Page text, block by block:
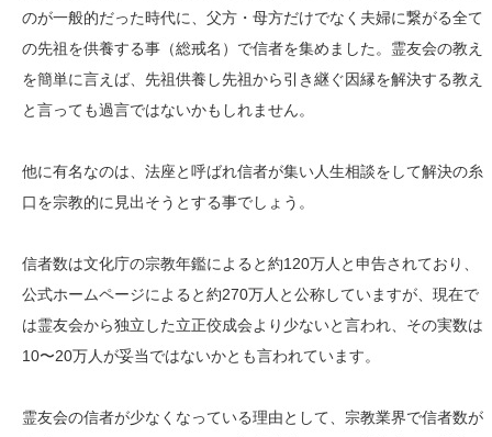
のが一般的だった時代に、父方・母方だけでなく夫婦に繋がる全て
の先祖を供養する事（総戒名）で信者を集めました。霊友会の教え
を簡単に言えば、先祖供養し先祖から引き継ぐ因縁を解決する教え
と言っても過言ではないかもしれません。
他に有名なのは、法座と呼ばれ信者が集い人生相談をして解決の糸
口を宗教的に見出そうとする事でしょう。
信者数は文化庁の宗教年鑑によると約120万人と申告されており、
公式ホームページによると約270万人と公称していますが、現在で
は霊友会から独立した立正佼成会より少ないと言われ、その実数は
10〜20万人が妥当ではないかとも言われています。
霊友会の信者が少なくなっている理由として、宗教業界で信者数が